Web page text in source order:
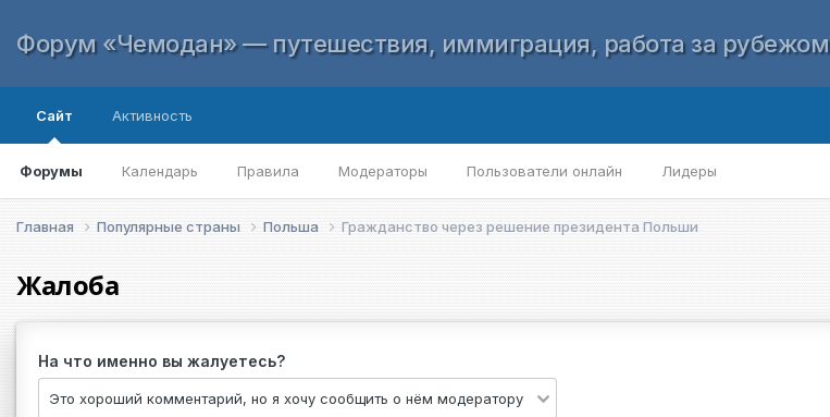
Форум «Чемодан» — путешествия, иммиграция, работа за рубежом
Сайт
Форумы Календарь Правила Модераторы Пользователи онлайн Лидеры
Активность
Главная Популярные страны Польша Гражданство через решение президента Польши
Жалоба
На что именно вы жалуетесь?